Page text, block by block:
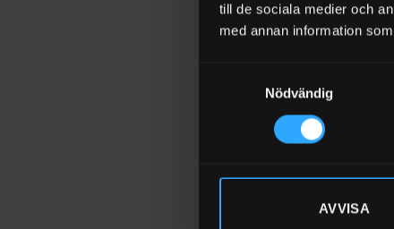
till de sociala medier och
med annan information
Nödvändig
AVVISA
I LAGER